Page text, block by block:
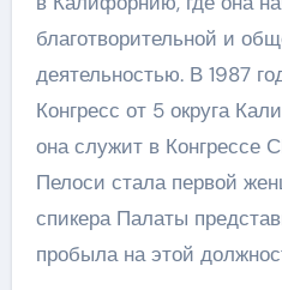
благотворительной и
деятельностью. В 1987
Конгресс от 5 округа
она служит в Конгрессе
Пелоси стала первой
спикера Палаты
пробыла на этой